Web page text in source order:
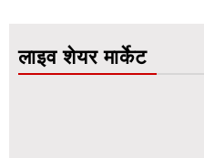
लाइव शेयर मार्केट